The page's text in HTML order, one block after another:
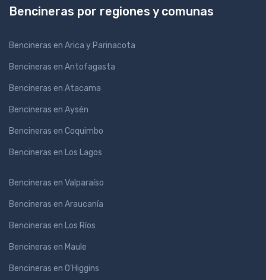
Bencineras por regiones y comunas
Bencineras en Arica y Parinacota
Bencineras en Antofagasta
Bencineras en Atacama
Bencineras en Aysén
Bencineras en Coquimbo
Bencineras en Los Lagos
Bencineras en Valparaíso
Bencineras en Araucanía
Bencineras en Los Ríos
Bencineras en Maule
Bencineras en O'Higgins